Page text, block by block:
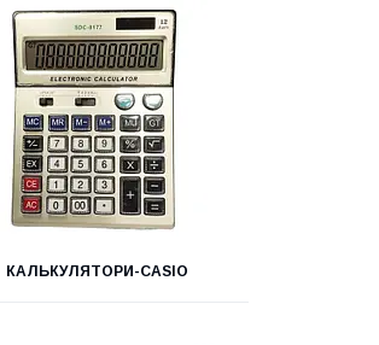
КАЛЬКУЛЯТОРИ-CASIO